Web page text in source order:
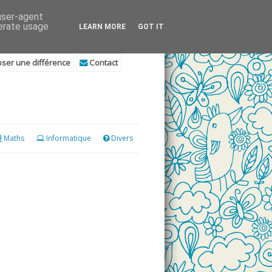
une différence Contact
Maths Informatique Divers
agent
usage
LEARN MORE GOT IT